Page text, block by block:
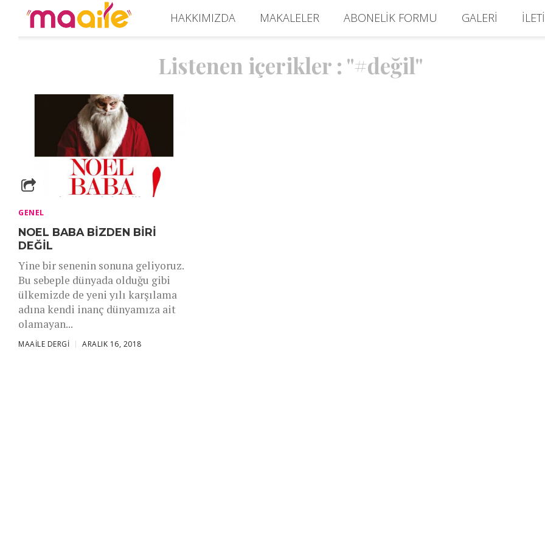
HAKKIMIZDA MAKALELER ABONELIK FORMU GALERI
Listenen içerikler : "#değil"
GENEL
NOEL BABA BIZDEN BIRI
DEĞIL
Yine bir senenin sonuna geliyoruz.
Bu sebeple dünyada olduğu gibi
ülkemizde de yeni yılı karşılama
adına kendi inanç dünyamıza ait
olamayan...
MAAILE DERGI ARALIK 16, 2018